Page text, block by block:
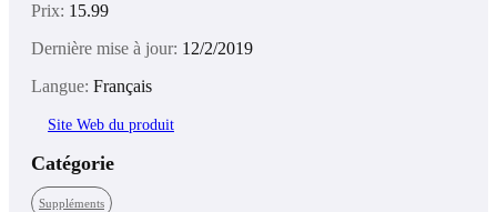
Prix: 15.99
Dernière mise à jour: 12/2/2019
Langue: Français
Site Web du produit
Catégorie
Suppléments